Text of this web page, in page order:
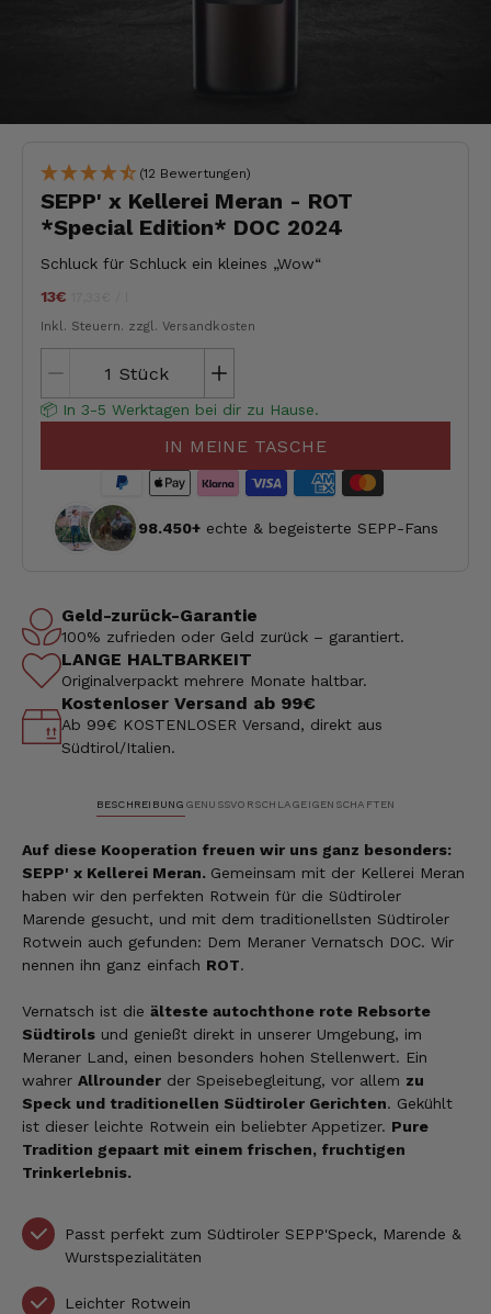
(12 Bewertungen)
SEPP' x Kellerei Meran - ROT
*Special Edition* DOC 2024
Schluck für Schluck ein kleines „Wow“
13€
Inkl. Steuern. zzgl. Versandkosten
Stück
📦 In 3-5 Werktagen bei dir zu Hause.
IN MEINE TASCHE
98.450+ echte & begeisterte SEPP-Fans
Geld-zurück-Garantie
100% zufrieden oder Geld zurück – garantiert.
LANGE HALTBARKEIT
Originalverpackt mehrere Monate haltbar.
Kostenloser Versand ab 99€
Ab 99€ KOSTENLOSER Versand, direkt aus
Südtirol/Italien.
BESCHREIBUNG GENUSSVORSCHLAGEIGENSCHAFTEN
Auf diese Kooperation freuen wir uns ganz besonders:
SEPP' x Kellerei Meran. Gemeinsam mit der Kellerei Meran
haben wir den perfekten Rotwein für die Südtiroler
Marende gesucht, und mit dem traditionellsten Südtiroler
Rotwein auch gefunden: Dem Meraner Vernatsch DOC. Wir
nennen ihn ganz einfach ROT.
Vernatsch ist die älteste autochthone rote Rebsorte
Südtirols und genießt direkt in unserer Umgebung, im
Meraner Land, einen besonders hohen Stellenwert. Ein
wahrer Allrounder der Speisebegleitung, vor allem zu
Speck und traditionellen Südtiroler Gerichten. Gekühlt
ist dieser leichte Rotwein ein beliebter Appetizer. Pure
Tradition gepaart mit einem frischen, fruchtigen
Trinkerlebnis.
Passt perfekt zum Südtiroler SEPP'Speck, Marende &
Wurstspezialitäten
Leichter Rotwein